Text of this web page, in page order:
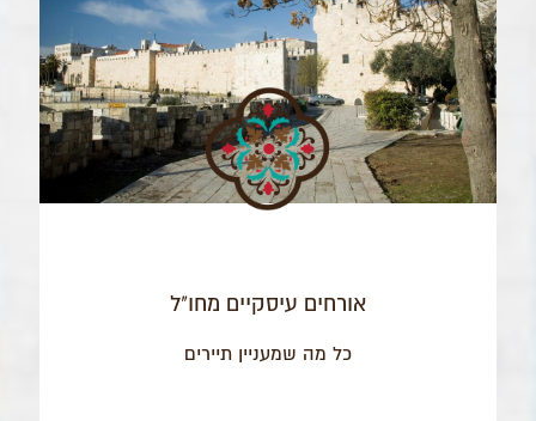
אורחים עיסקיים מחו"ל
כל מה שמעניין תיירים